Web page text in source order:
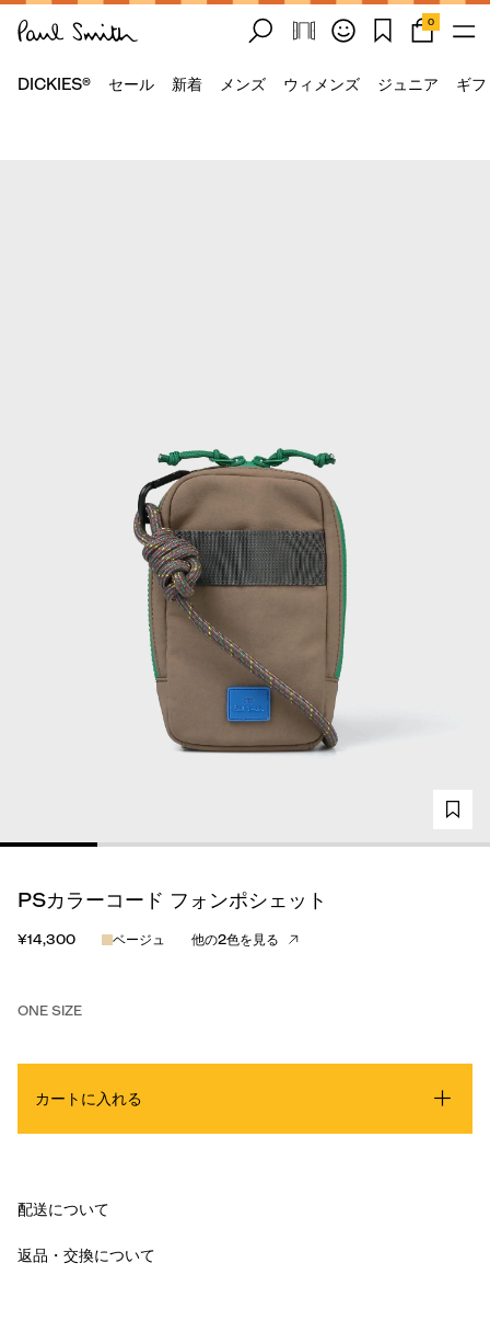
0
DICKIES® セール 新着 メンズ ウィメンズ ジュニア ギ
PSカラーコード フォンポシェット
¥14,300 ベージュ 他の2色を見る
ONE SIZE
カートに入れる
配送について
返品・交換について